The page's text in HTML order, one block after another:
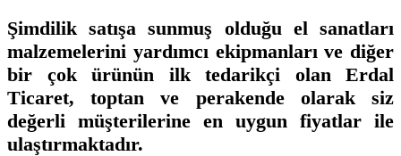
Şimdilik satışa sunmuş olduğu el sanatları
malzemelerini yardımcı ekipmanları ve diğer
bir çok ürünün ilk tedarikçi olan Erdal
Ticaret, toptan ve perakende olarak siz
değerli müşterilerine en uygun fiyatlar ile
ulaştırmaktadır.